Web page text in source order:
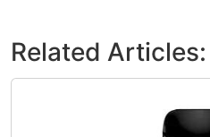
Related Articles: